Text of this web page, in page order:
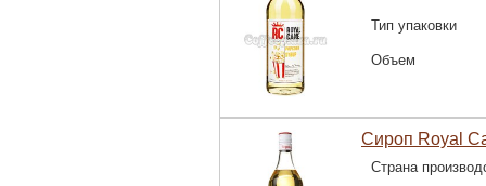
Тип упаковки
Объем
Сироп Royal
Страна